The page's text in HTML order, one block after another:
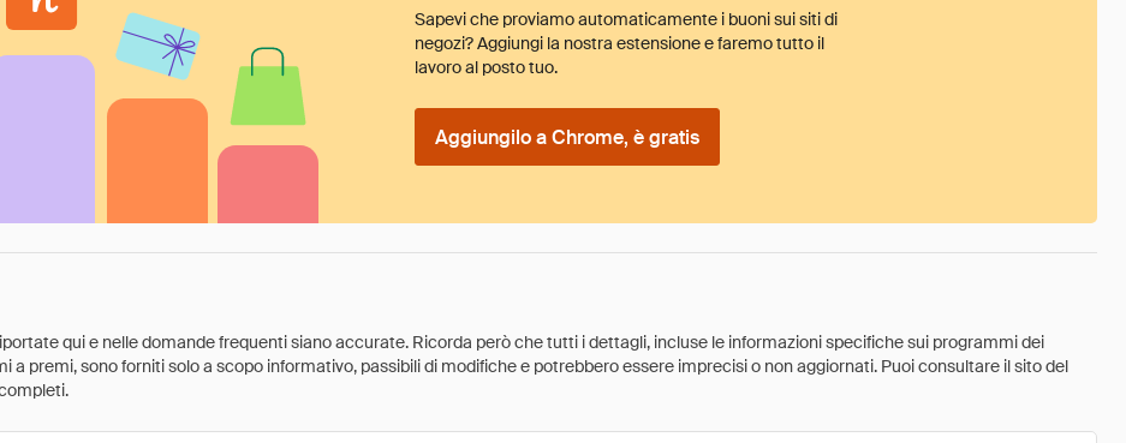
Sapevi che proviamo automaticamente i buoni sui siti di
negozi? Aggiungi la nostra estensione e faremo tutto il
lavoro al posto tuo.
Aggiungilo a Chrome, è gratis
qui e nelle domande frequenti siano accurate. Ricorda però che tutti i dettagli, incluse le informazioni specifiche sui programmi dei
a premi, sono forniti solo a scopo informativo, passibili di modifiche e potrebbero essere imprecisi o non aggiornati. Puoi consultare il sito del